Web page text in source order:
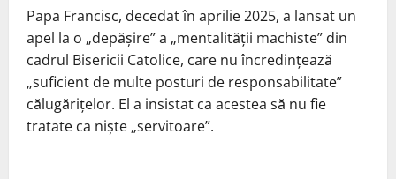
Papa Francisc, decedat în aprilie 2025, a lansat un
apel la o „depăşire” a „mentalităţii machiste” din
cadrul Bisericii Catolice, care nu încredinţează
„suficient de multe posturi de responsabilitate”
călugăriţelor. El a insistat ca acestea să nu fie
tratate ca nişte „servitoare”.